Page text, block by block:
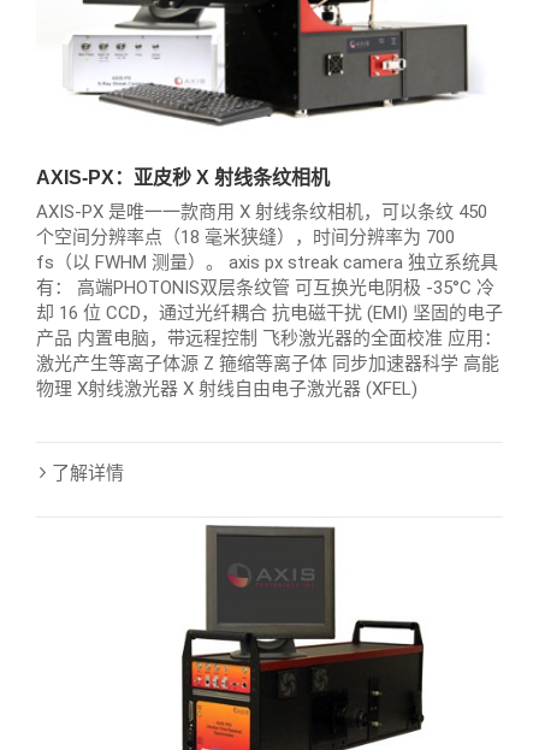
AXIS-PX：亚皮秒 X 射线条纹相机
AXIS-PX 是唯一一款商用 X 射线条纹相机，可以条纹 450
个空间分辨率点（18 毫米狭缝），时间分辨率为 700
fs（以 FWHM 测量）。 axis px streak camera 独立系统具
有： 高端PHOTONIS双层条纹管 可互换光电阴极 -35°C 冷
却 16 位 CCD，通过光纤耦合 抗电磁干扰 (EMI) 坚固的电子
产品 内置电脑，带远程控制 飞秒激光器的全面校准 应用：
激光产生等离子体源 Z 箍缩等离子体 同步加速器科学 高能
物理 X射线激光器 X 射线自由电子激光器 (XFEL)
了解详情